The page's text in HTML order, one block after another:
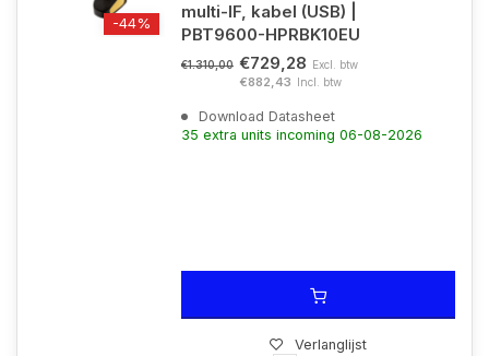
-44%
multi-IF, kabel (USB) |
PBT9600-HPRBK10EU
€1.310,00 €729,28 Excl. btw
€882,43 Incl. btw
Download Datasheet
35 extra units incoming 06-08-2026
Verlanglijst